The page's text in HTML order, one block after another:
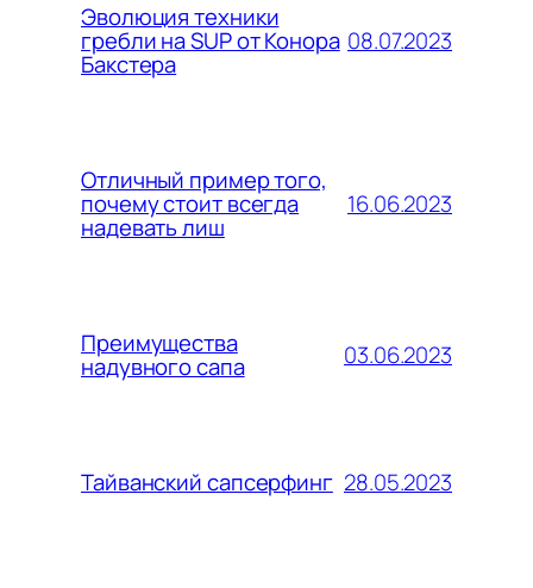
Эволюция техники
гребли на SUP от Конора
Бакстера
08.07.2023
Отличный пример того,
почему стоит всегда
надевать лиш
16.06.2023
Преимущества
надувного сапа 03.06.2023
Тайванский сапсерфинг 28.05.2023